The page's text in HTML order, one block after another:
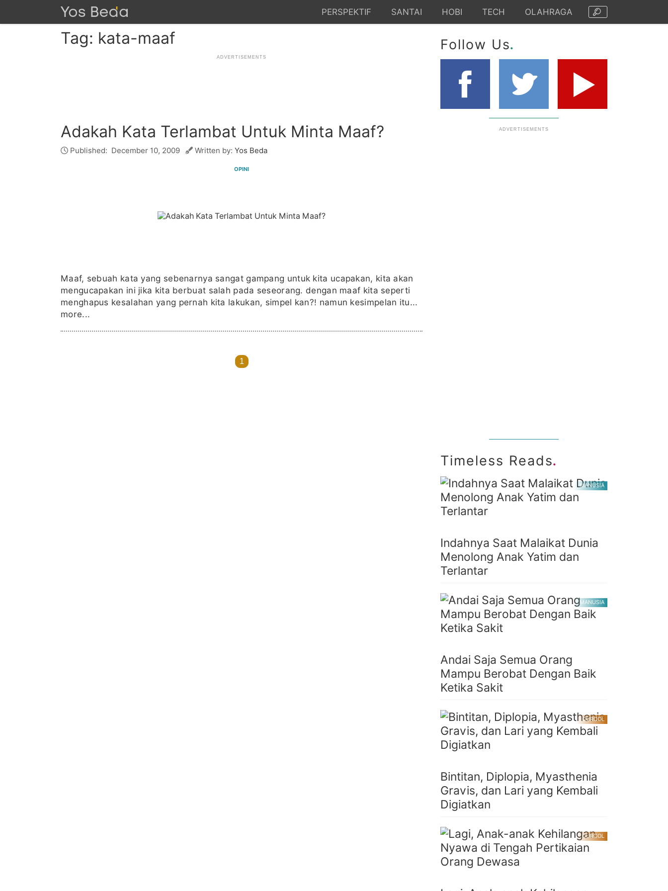
PERSPEKTIF SANTAI HOBI TECH OLAHRAGA
Tag: kata-maaf
Adakah Kata Terlambat Untuk Minta Maaf?
Published: December 10, 2009 Written by: Yos Beda
OPINI
Maaf, sebuah kata yang sebenarnya sangat gampang untuk kita ucapakan, kita akan
mengucapakan ini jika kita berbuat salah pada seseorang. dengan maaf kita seperti
menghapus kesalahan yang pernah kita lakukan, simpel kan?! namun kesimpelan itu...
more...
1
Follow Us.
Timeless Reads.
MANUSIA
Indahnya Saat Malaikat Dunia
Menolong Anak Yatim dan
Terlantar
MANUSIA
Andai Saja Semua Orang
Mampu Berobat Dengan Baik
Ketika Sakit
CURCOL
Bintitan, Diplopia, Myasthenia
Gravis, dan Lari yang Kembali
Digiatkan
CURCOL